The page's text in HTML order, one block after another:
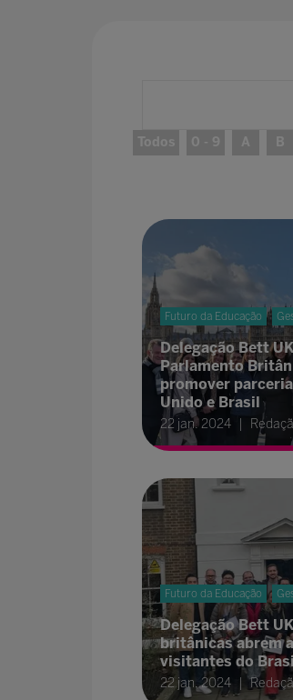
Todos 0 - 9 A B
Futuro da Educação
Delegação Bett
Parlamento
promover
Unido e Brasil
22 jan. 2024
Futuro da Educação
Delegação Bett
britânicas abrem
visitantes do
22 jan. 2024